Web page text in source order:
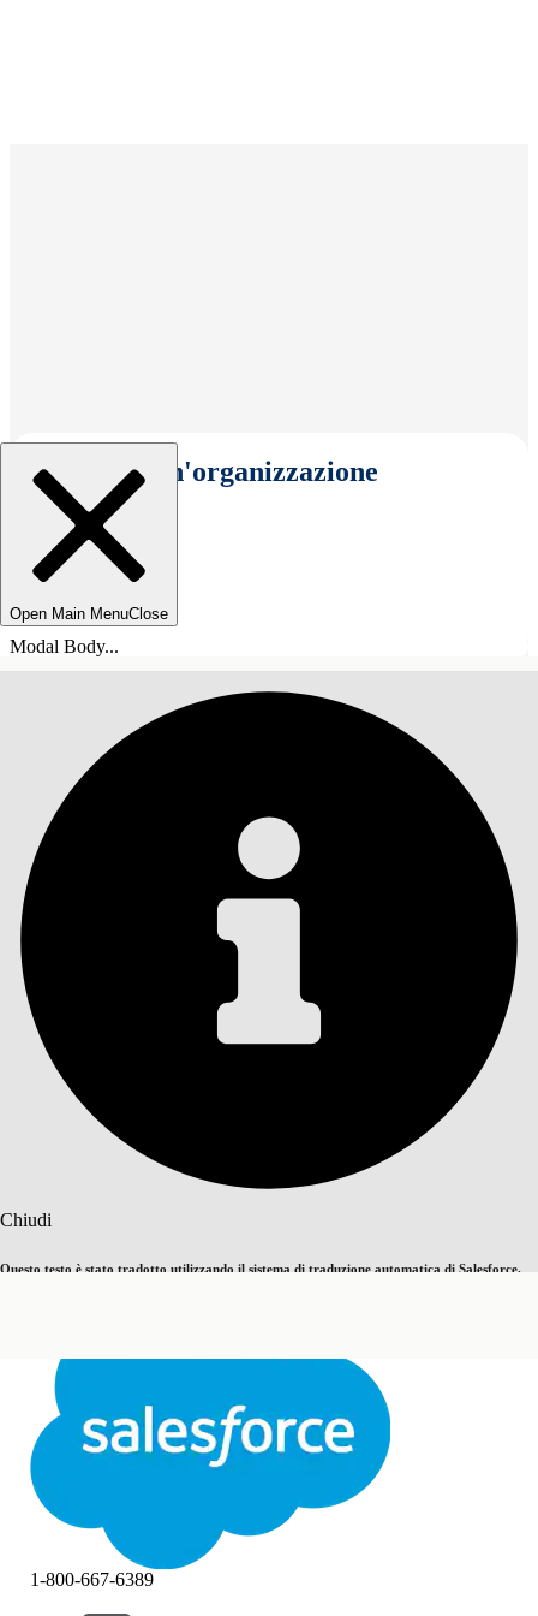
Seleziona un'organizzazione
Open Main MenuClose
Modal Body...
Chiudi
Questo testo è stato tradotto utilizzando il sistema di traduzione automatica di Salesforce.
Chiudi Chiudi
SOMMARIO
1-800-667-6389